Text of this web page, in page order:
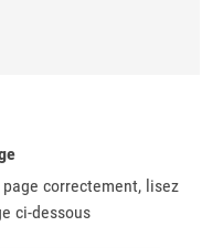
correctement, lisez
ci-dessous